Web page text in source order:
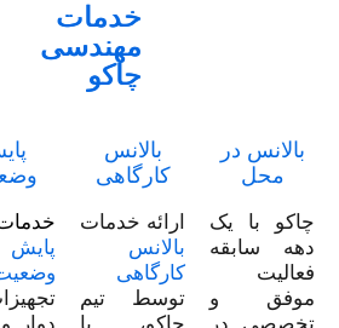
خدمات
مهندسی
چاکو
بالانس در
محل
چاکو با یک
دهه سابقه‌
فعالیت
موفق و
بالانس
کارگاهی
ارائه خدمات
بالانس
کارگاهی
توسط تیم
پایش